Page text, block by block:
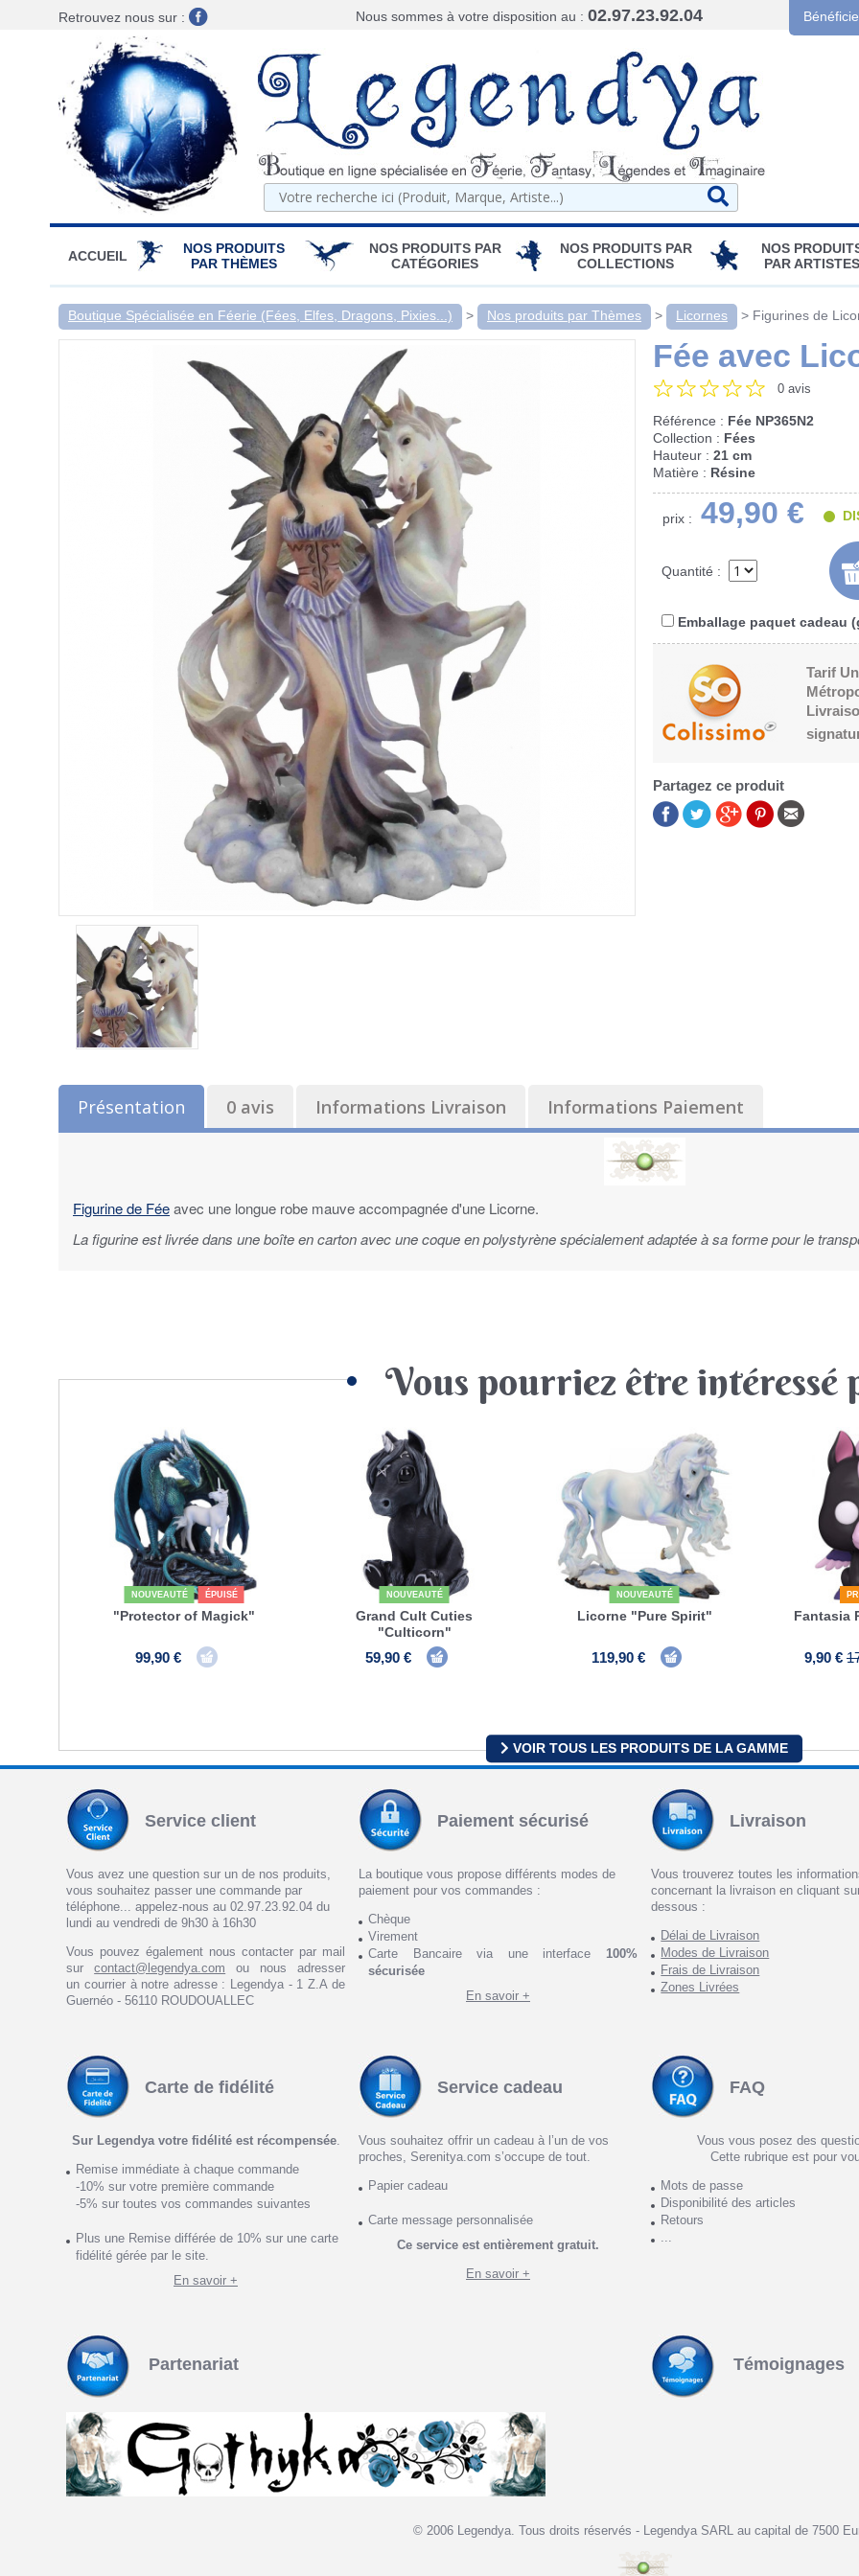
Retrouvez nous sur : Nous sommes à votre disposition au : 02.97.23.92.04
ACCUEIL
NOS PRODUITS
PAR THÈMES
NOS PRODUITS PAR
CATÉGORIES
NOS PRODUITS PAR
COLLECTIONS
NOS
PAR ARTISTES
Boutique Spécialisée en Féerie (Fées, Elfes, Dragons, Pixies...) > Nos produits par Thèmes > Licornes > Figurines de
Fée avec
0 avis
Référence : Fée NP365N2
Collection : Fées
Hauteur : 21 cm
Matière : Résine
prix : 49,90 €
Quantité :
Emballage paquet cadeau
Tarif
Partagez ce produit
Présentation 0 avis Informations Livraison Informations Paiement
Figurine de Féeavec une longue robe mauve accompagnée d'une Licorne.
La figurine est livrée dans une boîte en carton avec une coque en polystyrène spécialement adaptée à sa forme pour le
Vous pourriez être intéressé
NOUVEAUTÉ ÉPUISÉ
"Protector of Magick"
99,90 €
NOUVEAUTÉ
Grand Cult Cuties
"Culticorn"
59,90 €
NOUVEAUTÉ
Licorne "Pure Spirit"
119,90 €
Fantasia
9,90 €
VOIR TOUS LES PRODUITS DE LA GAMME
Service client
Vous avez une question sur un de nos produits,
vous souhaitez passer une commande par
téléphone... appelez-nous au 02.97.23.92.04 du
lundi au vendredi de 9h30 à 16h30
Vous pouvez également nous contacter par mail
surcontact@legendya.com ou nous adresser
un courrier à notre adresse : Legendya - 1 Z.A de
Guernéo - 56110 ROUDOUALLEC
Paiement sécurisé
La boutique vous propose différents modes de
paiement pour vos commandes :
Chèque
Virement
Carte Bancaire via une interface 100%
sécurisée
En savoir +
Livraison
Vous trouverez toutes les
concernant la livraison en cliquant
dessous :
Délai de Livraison
Modes de Livraison
Frais de Livraison
Zones Livrées
Carte de fidélité
Sur Legendya votre fidélité est récompensée.
Remise immédiate à chaque commande
-10% sur votre première commande
-5% sur toutes vos commandes suivantes
Plus une Remise différée de 10% sur une carte
fidélité gérée par le site.
En savoir +
Service cadeau
Vous souhaitez offrir un cadeau à l’un de vos
proches, Serenitya.com s’occupe de tout.
Papier cadeau
Carte message personnalisée
Ce service est entièrement gratuit.
En savoir +
FAQ
Vous vous posez des
Cette rubrique est pour
Mots de passe
Disponibilité des articles
Retours
...
Partenariat Témoignages
© 2006 Legendya. Tous droits réservés - Legendya SARL au capital de 7500